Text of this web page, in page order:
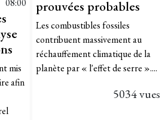
08:00
mis
afin
prouvées probables
Les combustibles fossiles
contribuent massivement au
réchauffement climatique de la
planète par « l'effet de serre »....
5034 vues